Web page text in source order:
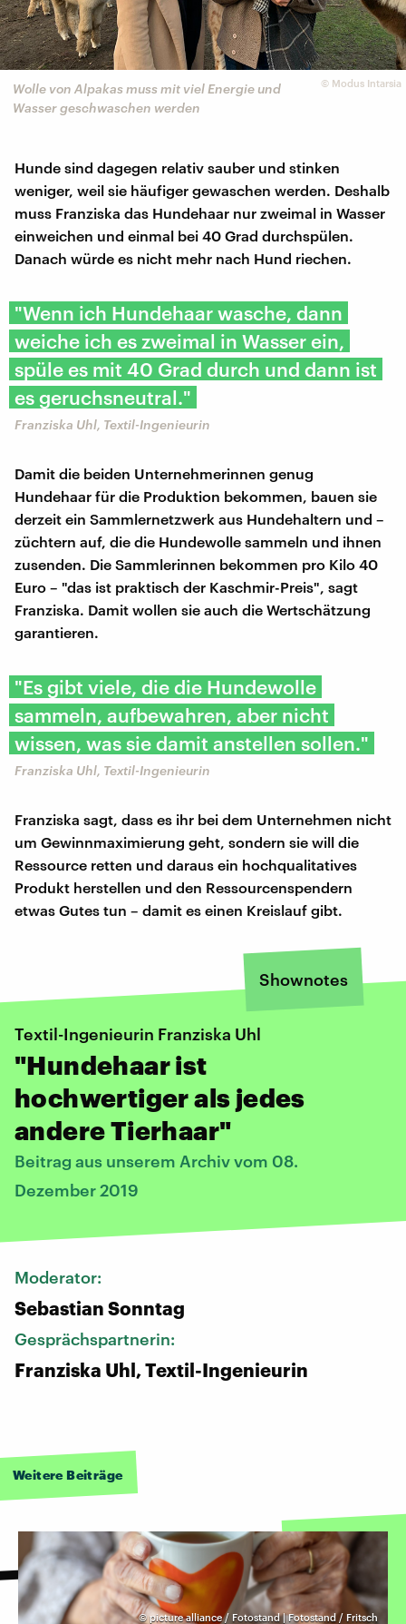
© Modus Intarsia
Wolle von Alpakas muss mit viel Energie und
Wasser geschwaschen werden
Hunde sind dagegen relativ sauber und stinken
weniger, weil sie häufiger gewaschen werden. Deshalb
muss Franziska das Hundehaar nur zweimal in Wasser
einweichen und einmal bei 40 Grad durchspülen.
Danach würde es nicht mehr nach Hund riechen.
"Wenn ich Hundehaar wasche, dann
weiche ich es zweimal in Wasser ein,
spüle es mit 40 Grad durch und dann ist
es geruchsneutral."
Franziska Uhl, Textil-Ingenieurin
Damit die beiden Unternehmerinnen genug
Hundehaar für die Produktion bekommen, bauen sie
derzeit ein Sammlernetzwerk aus Hundehaltern und –
züchtern auf, die die Hundewolle sammeln und ihnen
zusenden. Die Sammlerinnen bekommen pro Kilo 40
Euro – "das ist praktisch der Kaschmir-Preis", sagt
Franziska. Damit wollen sie auch die Wertschätzung
garantieren.
"Es gibt viele, die die Hundewolle
sammeln, aufbewahren, aber nicht
wissen, was sie damit anstellen sollen."
Franziska Uhl, Textil-Ingenieurin
Franziska sagt, dass es ihr bei dem Unternehmen nicht
um Gewinnmaximierung geht, sondern sie will die
Ressource retten und daraus ein hochqualitatives
Produkt herstellen und den Ressourcenspendern
etwas Gutes tun – damit es einen Kreislauf gibt.
Shownotes
Textil-Ingenieurin Franziska Uhl
"Hundehaar ist
hochwertiger als jedes
andere Tierhaar"
Beitrag aus unserem Archiv vom 08.
Dezember 2019
Moderator:
Sebastian Sonntag
Gesprächspartnerin:
Franziska Uhl, Textil-Ingenieurin
Weitere Beiträge
©picture alliance / Fotostand | Fotostand / Fritsch